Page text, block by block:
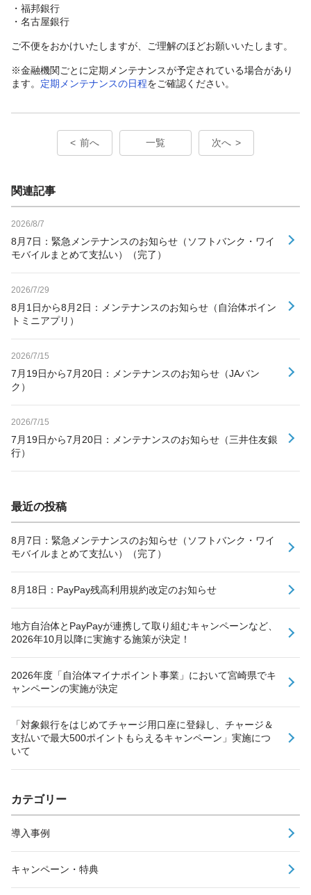
・福邦銀行
・名古屋銀行
ご不便をおかけいたしますが、ご理解のほどお願いいたします。
※金融機関ごとに定期メンテナンスが予定されている場合があり
ます。 定期メンテナンスの日程をご確認ください。
前へ 一覧 次へ
関連記事
2026/8/7
8月7日：緊急メンテナンスのお知らせ（ソフトバンク・ワイ
モバイルまとめて支払い）（完了）
2026/7/29
8月1日から8月2日：メンテナンスのお知らせ（自治体ポイン
トミニアプリ）
2026/7/15
7月19日から7月20日：メンテナンスのお知らせ（JAバン
ク）
2026/7/15
7月19日から7月20日：メンテナンスのお知らせ（三井住友銀
行）
最近の投稿
8月7日：緊急メンテナンスのお知らせ（ソフトバンク・ワイ
モバイルまとめて支払い）（完了）
8月18日：PayPay残高利用規約改定のお知らせ
地方自治体とPayPayが連携して取り組むキャンペーンなど、
2026年10月以降に実施する施策が決定！
2026年度「自治体マイナポイント事業」において宮崎県でキ
ャンペーンの実施が決定
「対象銀行をはじめてチャージ用口座に登録し、チャージ＆
支払いで最大500ポイントもらえるキャンペーン」実施につ
いて
カテゴリー
導入事例
キャンペーン・特典